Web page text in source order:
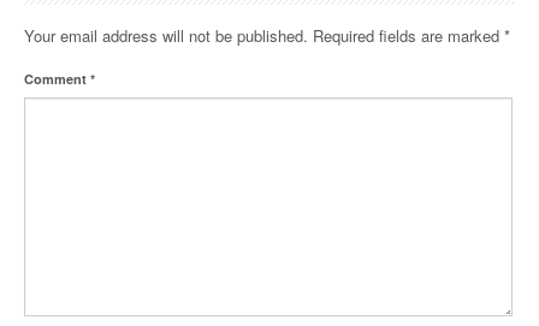
Your email address will not be published. Required fields are marked *
Comment *